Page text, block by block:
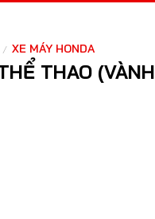
/ XE MÁY HONDA
THAO (VÀNH